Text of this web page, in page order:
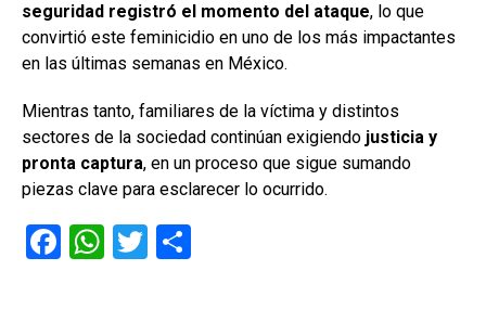
seguridad registró el momento del ataque, lo que
convirtió este feminicidio en uno de los más impactantes
en las últimas semanas en México.
Mientras tanto, familiares de la víctima y distintos
sectores de la sociedad continúan exigiendo justicia y
pronta captura, en un proceso que sigue sumando
piezas clave para esclarecer lo ocurrido.
F
W T